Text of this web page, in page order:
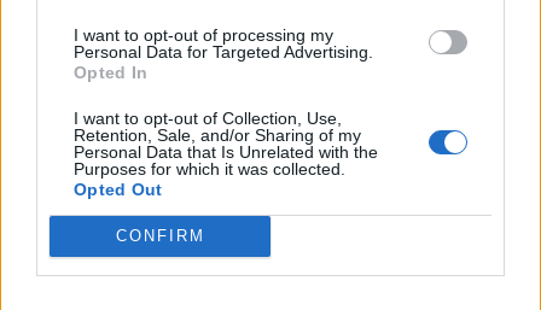
I want to opt-out of processing my
Personal Data for Targeted Advertising.
Opted In
I want to opt-out of Collection, Use,
Retention, Sale, and/or Sharing of my
Personal Data that Is Unrelated with the
Purposes for which it was collected.
Opted Out
CONFIRM
ΑΠΟΨΕΙΣ
Εδώ Παππάς, εκεί Παππάς, που είναι